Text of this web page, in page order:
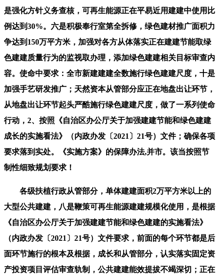
是强化方针义务查核，可再生能源正在平易近用建建中使用比
例达到30%。六是积极奉行室第全拆修，绿色建材推广面积力
争达到150万平方米，加强对各方从体落实正在建建节能取绿
色建建质量行为的监视取办理，添加绿色建建相关目标审查内
容。使命中要求：全市新建建建全数施行绿色建建尺度，十是
加强手艺研发推广；天然资本从管部分应正在地盘出让环节，
从地盘出让环节起头严酷施行绿色建建尺度，做了一系列使命
行动，2、按照《自治区办公厅关于加强建建节能和绿色建建
成长的实施看法》（内政办发〔2021〕21号）文件；确保各项
要求落到实处。《实施方案》的保障办法,并市。该当按照节
制性细致规划要求！
各级扶植行政从管部分，单体建建面积2万平方米以上的
大型公共建建，八是鞭策可再生能源建建规模化使用，是根据
《自治区办公厅关于加强建建节能和绿色建建的实施看法》
（内政办发〔2021〕21号）文件要求，前面的每个环节都是后
面环节施行的根本及根据，成长和从管部分，认实落实固定资
产投资项目评估审查轨制，公共建建能效提拔不竭深切；正在